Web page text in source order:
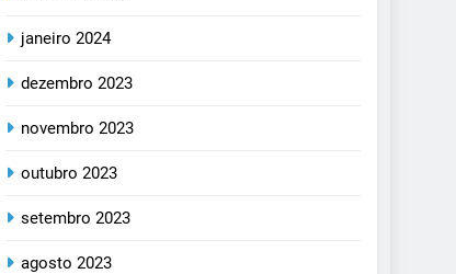
janeiro 2024
dezembro 2023
novembro 2023
outubro 2023
setembro 2023
agosto 2023